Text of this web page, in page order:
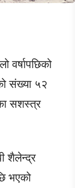
वर्षापछिको
संख्या ५२
सशस्त्र
शैलेन्द्र
भएको